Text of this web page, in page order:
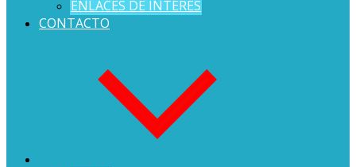
ENLACES DE INTERES
CONTACTO